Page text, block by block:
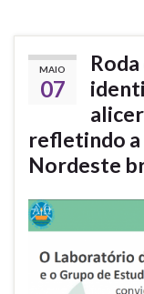
MAIO
07
refletindo a
Nordeste